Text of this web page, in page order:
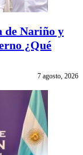
de Nariño y
¿Qué
7 agosto, 2026